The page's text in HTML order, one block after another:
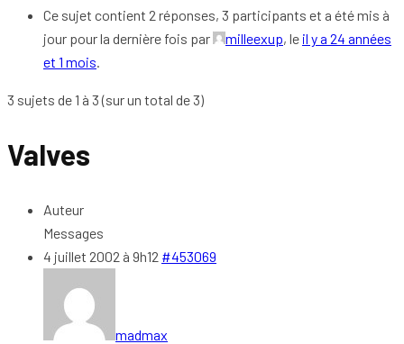
Ce sujet contient 2 réponses, 3 participants et a été mis à
jour pour la dernière fois par
milleexup, le il y a 24 années
et 1 mois.
3 sujets de 1 à 3 (sur un total de 3)
Valves
Auteur
Messages
4 juillet 2002 à 9h12 #453069
madmax